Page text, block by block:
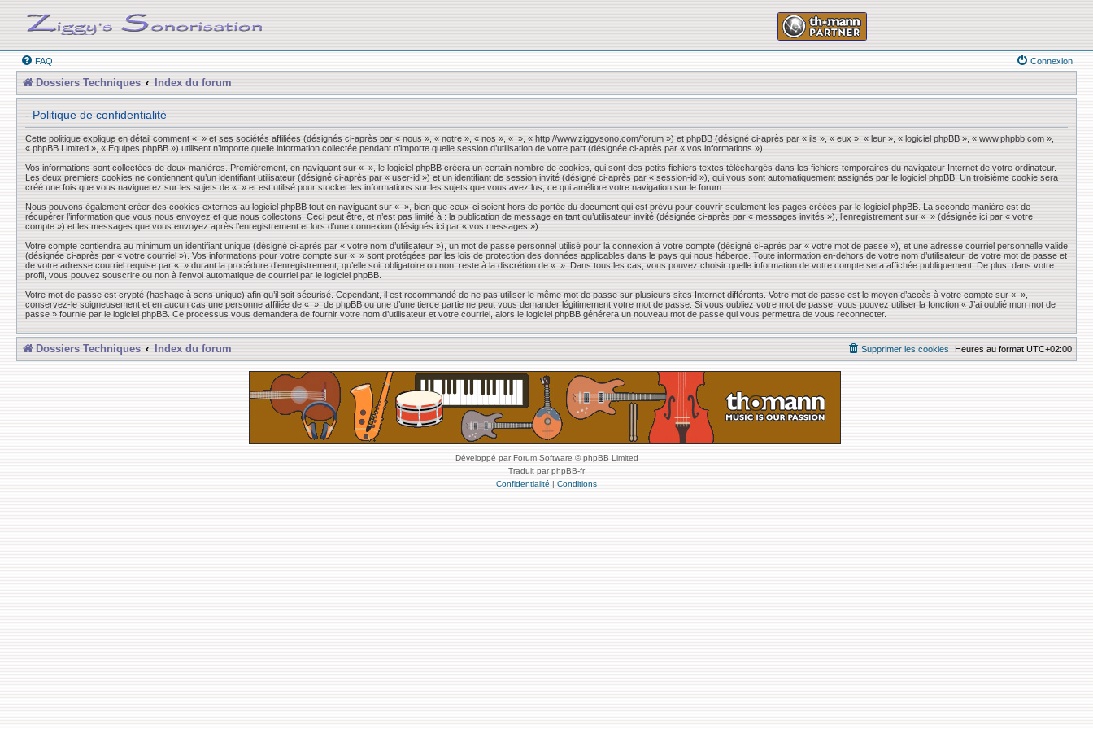
FAQ Connexion
Dossiers Techniques Index du forum
- Politique de confidentialité
Cette politique explique en détail comment « » et ses sociétés affiliées (désignés ci-après par « nous », « notre », « nos », « », « http://www.ziggysono.com/forum ») et phpBB (désigné ci-après par « ils », « eux », « leur », « logiciel phpBB », « www.phpbb.com »,
« phpBB Limited », « Équipes phpBB ») utilisent n’importe quelle information collectée pendant n’importe quelle session d’utilisation de votre part (désignée ci-après par « vos informations »).
Vos informations sont collectées de deux manières. Premièrement, en naviguant sur « », le logiciel phpBB créera un certain nombre de cookies, qui sont des petits fichiers textes téléchargés dans les fichiers temporaires du navigateur Internet de votre ordinateur.
Les deux premiers cookies ne contiennent qu’un identifiant utilisateur (désigné ci-après par « user-id ») et un identifiant de session invité (désigné ci-après par « session-id »), qui vous sont automatiquement assignés par le logiciel phpBB. Un troisième cookie sera
créé une fois que vous naviguerez sur les sujets de « » et est utilisé pour stocker les informations sur les sujets que vous avez lus, ce qui améliore votre navigation sur le forum.
Nous pouvons également créer des cookies externes au logiciel phpBB tout en naviguant sur « », bien que ceux-ci soient hors de portée du document qui est prévu pour couvrir seulement les pages créées par le logiciel phpBB. La seconde manière est de
récupérer l’information que vous nous envoyez et que nous collectons. Ceci peut être, et n’est pas limité à : la publication de message en tant qu’utilisateur invité (désignée ci-après par « messages invités »), l’enregistrement sur « » (désignée ici par « votre
compte ») et les messages que vous envoyez après l’enregistrement et lors d’une connexion (désignés ici par « vos messages »).
Votre compte contiendra au minimum un identifiant unique (désigné ci-après par « votre nom d’utilisateur »), un mot de passe personnel utilisé pour la connexion à votre compte (désigné ci-après par « votre mot de passe »), et une adresse courriel personnelle valide
(désignée ci-après par « votre courriel »). Vos informations pour votre compte sur « » sont protégées par les lois de protection des données applicables dans le pays qui nous héberge. Toute information en-dehors de votre nom d’utilisateur, de votre mot de passe et
de votre adresse courriel requise par « » durant la procédure d’enregistrement, qu’elle soit obligatoire ou non, reste à la discrétion de « ». Dans tous les cas, vous pouvez choisir quelle information de votre compte sera affichée publiquement. De plus, dans votre
profil, vous pouvez souscrire ou non à l’envoi automatique de courriel par le logiciel phpBB.
Votre mot de passe est crypté (hashage à sens unique) afin qu’il soit sécurisé. Cependant, il est recommandé de ne pas utiliser le même mot de passe sur plusieurs sites Internet différents. Votre mot de passe est le moyen d’accès à votre compte sur « »,
conservez-le soigneusement et en aucun cas une personne affiliée de « », de phpBB ou une d’une tierce partie ne peut vous demander légitimement votre mot de passe. Si vous oubliez votre mot de passe, vous pouvez utiliser la fonction « J’ai oublié mon mot de
passe » fournie par le logiciel phpBB. Ce processus vous demandera de fournir votre nom d’utilisateur et votre courriel, alors le logiciel phpBB générera un nouveau mot de passe qui vous permettra de vous reconnecter.
Dossiers Techniques Index du forum Heures au format UTC+02:00
Supprimer les cookies
Développé par Forum Software © phpBB Limited
Traduit par phpBB-fr
Confidentialité | Conditions